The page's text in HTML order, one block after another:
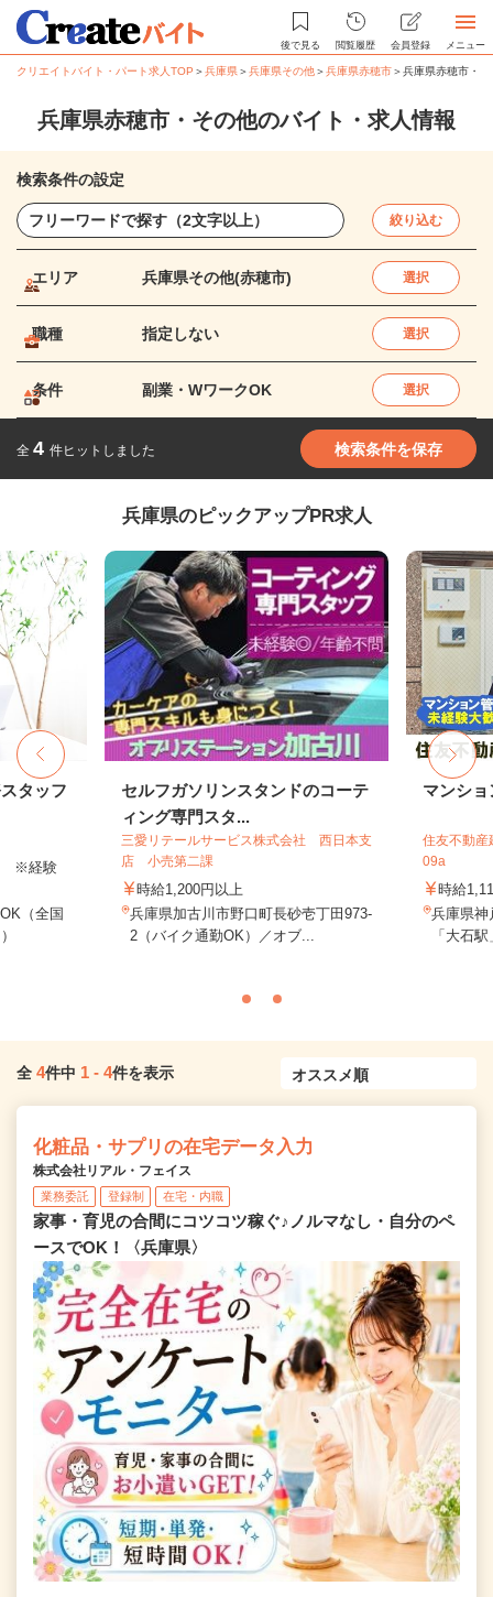
後で見る 閲覧履歴 会員登録 メニュー
クリエイトバイト・パート求人TOP ＞兵庫県＞兵庫県その他＞兵庫県赤穂市＞兵庫県赤穂市・
兵庫県赤穂市・その他のバイト・求人情報
検索条件の設定
絞り込む
エリア 兵庫県その他(赤穂市) 選択
職種 指定しない 選択
条件 副業・WワークOK 選択
全 4 件ヒットしました 検索条件を保存
兵庫県のピックアップPR求人
タッフ
※経験
（全国
セルフガソリンスタンドのコーテ
ィング専門スタ...
三愛リテールサービス株式会社 西日本支
店 小売第二課
時給1,200円以上
兵庫県加古川市野口町長砂壱丁田973-
2（バイク通勤OK）／オブ...
マンシ
住友不動産
09a
時給
兵庫県神
「大石
全 4件中 1 - 4件を表示
化粧品・サプリの在宅データ入力
株式会社リアル・フェイス
業務委託 登録制 在宅・内職
家事・育児の合間にコツコツ稼ぐ♪ノルマなし・自分のペ
ースでOK！〈兵庫県〉